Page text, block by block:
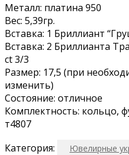
Meталл: платина 950
Вес: 5,39гр.
Bставка: 1 Бриллиант
Вставка: 2 Бриллианта
ct 3/3
Размер: 17,5 (при
изменить)
Состояние: отличное
Комплектность: кольцо,
т4807
Категория:
Ювелирные